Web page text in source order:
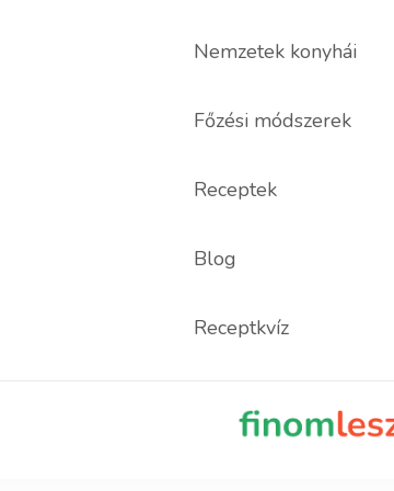
Nemzetek konyhái
Főzési módszerek
Receptek
Blog
Receptkvíz